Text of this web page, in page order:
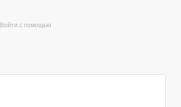
Войти с помощью